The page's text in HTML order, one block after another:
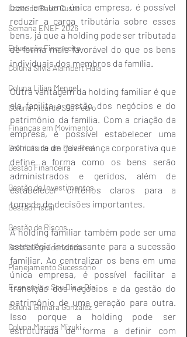
Lazer de Baixo Custo
Semana ENEF 2026
Educação Financeira
Coluna Silvia Alambert Hala
Coluna Lilian Mengel
Coluna Ricardo São Pedro
Finanças em Movimento
Crônicas de um País Real
Gestão Financeira
Gestão de Investimentos
Gestão Fiscal
Gestão de Riscos
Gestão Previdenciária
Planejamento Sucessório
Economia e Seu Dia a Dia
Coluna Gilmara Gonzalez
Coluna Marcos Mizuki
bens em uma única empresa, é possível
reduzir a carga tributária sobre esses
bens, já que a holding pode ser tributada
de forma mais favorável do que os bens
individuais dos membros da família.
Outra vantagem da holding familiar é que
ela facilita a gestão dos negócios e do
patrimônio da família. Com a criação da
empresa, é possível estabelecer uma
estrutura de governança corporativa que
define a forma como os bens serão
administrados e geridos, além de
estabelecer critérios claros para a
tomada de decisões importantes.
A holding familiar também pode ser uma
estratégia interessante para a sucessão
familiar. Ao centralizar os bens em uma
única empresa, é possível facilitar a
transição dos negócios e da gestão do
patrimônio de uma geração para outra.
Isso porque a holding pode ser
estruturada de forma a definir com